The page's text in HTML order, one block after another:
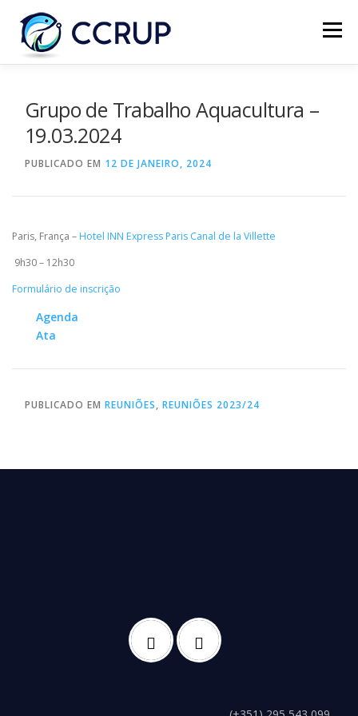
Menu
Grupo de Trabalho Aquacultura –
19.03.2024
PUBLICADO EM 12 DE JANEIRO, 2024
Paris, França – Hotel INN Express Paris Canal de la Villette
9h30 – 12h30
Formulário de inscrição
Agenda
Ata
PUBLICADO EM REUNIÕES, REUNIÕES 2023/24